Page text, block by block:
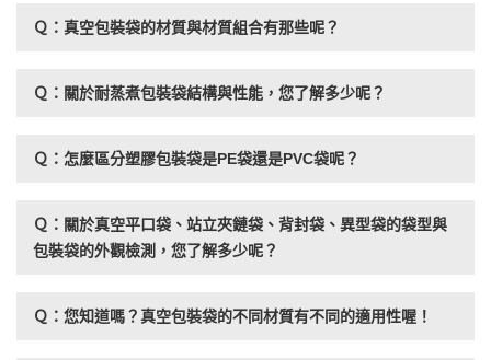
Ｑ：真空包裝袋的材質與材質組合有那些呢？
Ｑ：關於耐蒸煮包裝袋結構與性能，您了解多少呢？
Ｑ：怎麼區分塑膠包裝袋是PE袋還是PVC袋呢？
Ｑ：關於真空平口袋、站立夾鏈袋、背封袋、異型袋的袋型與
包裝袋的外觀檢測，您了解多少呢？
Ｑ：您知道嗎？真空包裝袋的不同材質有不同的適用性喔！